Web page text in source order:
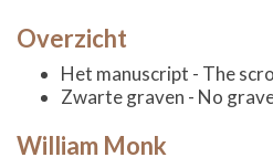
Overzicht
Het manuscript - The
Zwarte graven - No
William Monk